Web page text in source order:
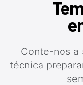
Conte-nos a
técnica